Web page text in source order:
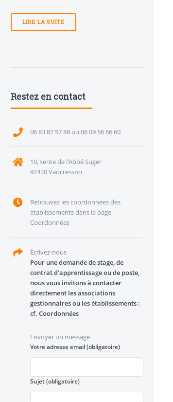
LIRE LA SUITE
Restez en contact
06 83 87 57 88 ou 06 09 56 66 60
10, sente de l’Abbé Suger
92420 Vaucresson
Retrouvez les coordonnées des
établissements dans la page
Coordonnées
Écrivez-nous
Pour une demande de stage, de
contrat d’apprentissage ou de poste,
nous vous invitons à contacter
directement les associations
gestionnaires ou les établissements :
cf. Coordonnées
Envoyer un message
Votre adresse email(obligatoire)
Sujet(obligatoire)